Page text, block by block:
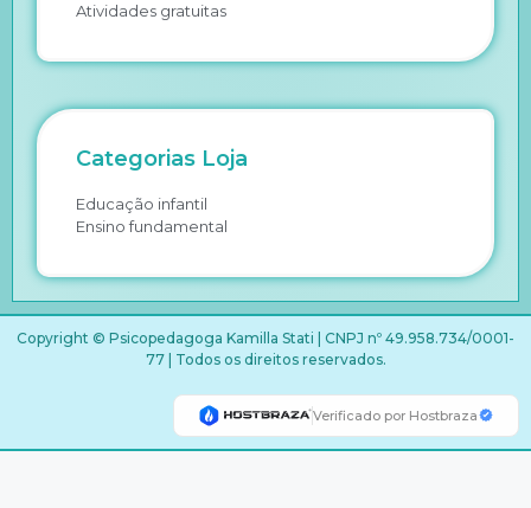
Atividades gratuitas
Categorias Loja
Educação infantil
Ensino fundamental
Copyright © Psicopedagoga Kamilla Stati | CNPJ nº 49.958.734/0001-
77 | Todos os direitos reservados.